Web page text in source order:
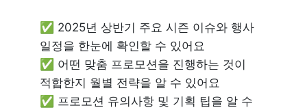
✅ 2025년 상반기 주요 시즌 이슈와 행사
일정을 한눈에 확인할 수 있어요
✅ 어떤 맞춤 프로모션을 진행하는 것이
적합한지 월별 전략을 알 수 있어요
✅ 프로모션 유의사항 및 기획 팁을 알 수